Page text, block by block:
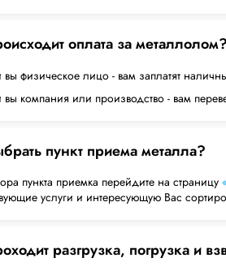
оплата за металлолом?
вы физическое лицо - вам заплатят
вы компания или производство - вам
пункт приема металла?
пункта приемка перейдите на страницу
услуги и интересующую Вас
разгрузка, погрузка и